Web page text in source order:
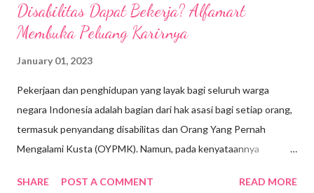
Disabilitas Dapat Bekerja? Alfamart
Membuka Peluang Karirnya
January 01, 2023
Pekerjaan dan penghidupan yang layak bagi seluruh warga
negara Indonesia adalah bagian dari hak asasi bagi setiap orang,
termasuk penyandang disabilitas dan Orang Yang Pernah
Mengalami Kusta (OYPMK). Namun, pada kenyataannya
yang setara dalam mengakses pekerjaan. Permasalahannya
SHARE POST A COMMENT READ MORE